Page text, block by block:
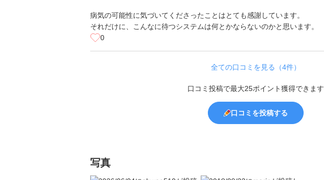
病気の可能性に気づいてくださったことはとても感謝しています。
それだけに、こんなに待つシステムは何とかならないのかと思います。
0
全ての口コミを見る（4件）
口コミ投稿で最大25ポイント獲得できます
口コミを投稿する
写真